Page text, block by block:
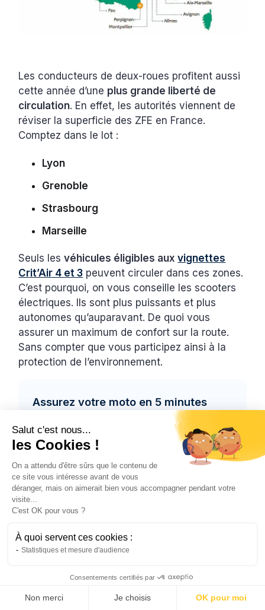
Les conducteurs de deux-roues profitent aussi
cette année d’une plus grande liberté de
circulation. En effet, les autorités viennent de
réviser la superficie des ZFE en France.
Comptez dans le lot :
Lyon
Grenoble
Strasbourg
Marseille
Seuls lesvéhicules éligibles auxvignettes
Crit’Air 4 et 3 peuvent circuler dans ces zones.
C’est pourquoi, on vous conseille les scooters
électriques. Ils sont plus puissants et plus
autonomes qu’auparavant. De quoi vous
assurer un maximum de confort sur la route.
Sans compter que vous participez ainsi à la
protection de l’environnement.
Assurez votre moto en 5 minutes
À partir de seulement 8,90€ /mois.
Obtenir mon devis gratuit
En savoir plus
de 2024 pour les
et la sécurité des bébés
Salut c'est nous...
les Cookies !
On a attendu d'être sûrs que le contenu de
ce site vous intéresse avant de vous
déranger, mais on aimerait bien vous accompagner pendant votre
visite...
C'est OK pour vous ?
À quoi servent ces cookies :
Statistiques et mesure d'audience
Consentements certifiés par
Non merci Je choisis OK pour moi